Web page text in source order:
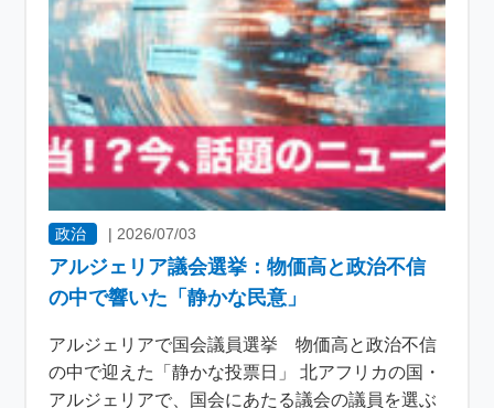
政治 |2026/07/03
アルジェリア議会選挙：物価高と政治不信
の中で響いた「静かな民意」
アルジェリアで国会議員選挙 物価高と政治不信
の中で迎えた「静かな投票日」 北アフリカの国・
アルジェリアで、国会にあたる議会の議員を選ぶ